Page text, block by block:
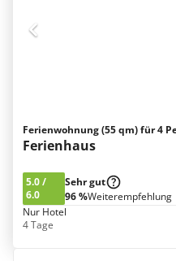
Ferienwohnung (55 qm) für 4
Ferienhaus
5.0/
6.0
Sehr gut
96 %Weiterempfehlung
Nur Hotel
4 Tage